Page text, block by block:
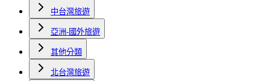
中台灣旅遊
亞洲-國外旅遊
其他分類
北台灣旅遊